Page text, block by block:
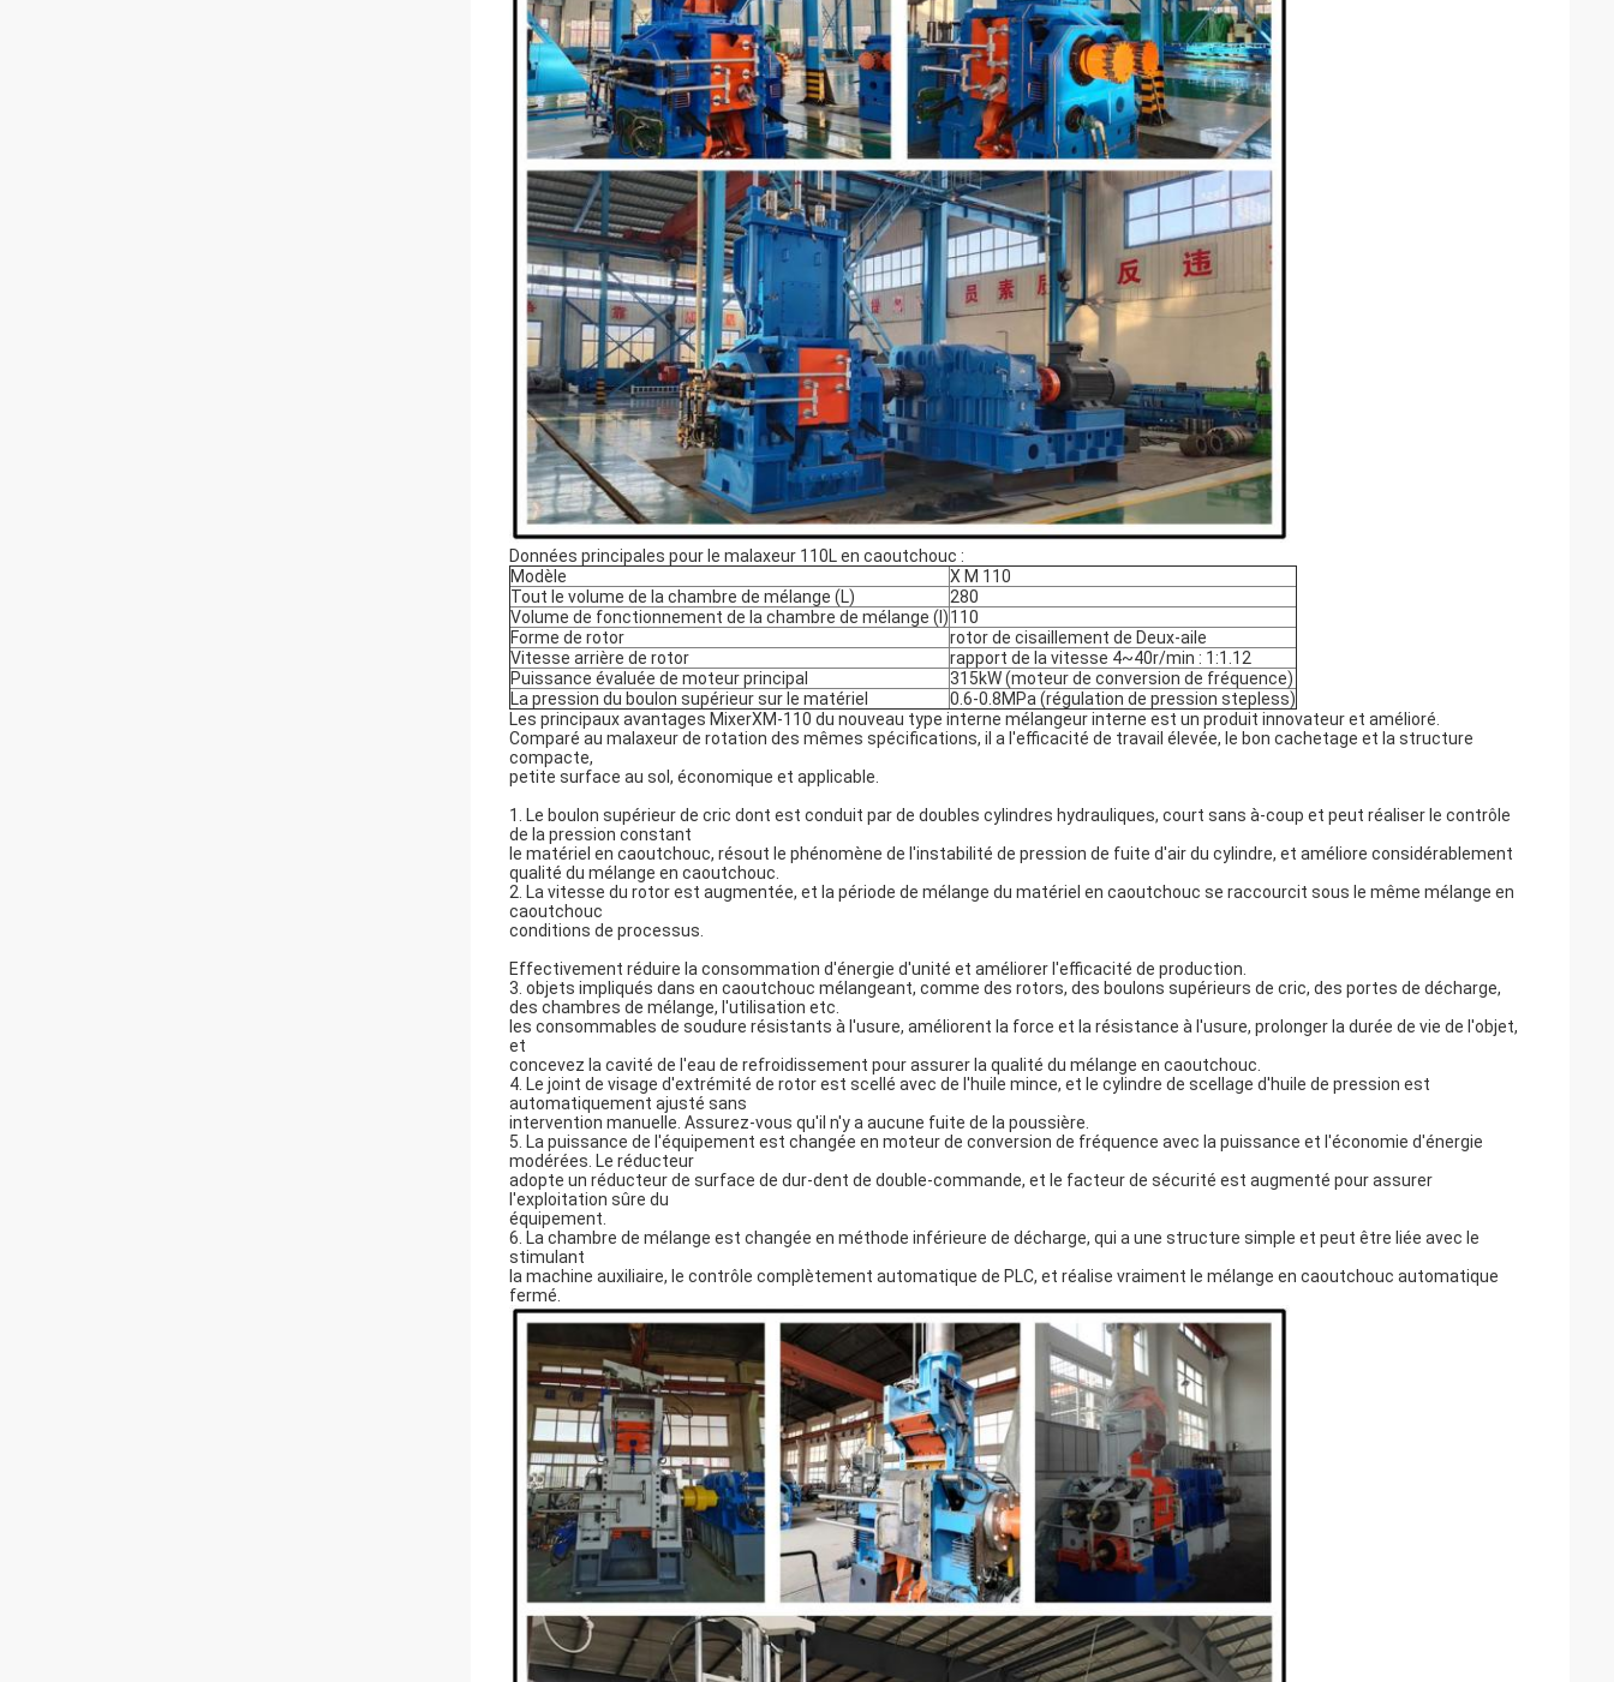
Données principales pour le malaxeur 110L en caoutchouc :
Modèle
X M 110
Tout le volume de la chambre de mélange (L)
280
Volume de fonctionnement de la chambre de mélange (l)110
Forme de rotor
rotor de cisaillement de Deux-aile
Vitesse arrière de rotor
rapport de la vitesse 4~40r/min : 1:1.12
Puissance évaluée de moteur principal
315kW (moteur de conversion de fréquence)
La pression du boulon supérieur sur le matériel
0.6-0.8MPa (régulation de pression stepless)
Les principaux avantages MixerXM-110 du nouveau type interne mélangeur interne est un produit innovateur et amélioré.
Comparé au malaxeur de rotation des mêmes spécifications, il a l'efficacité de travail élevée, le bon cachetage et la structure
compacte,
petite surface au sol, économique et applicable.
1. Le boulon supérieur de cric dont est conduit par de doubles cylindres hydrauliques, court sans à-coup et peut réaliser le contrôle
de la pression constant
le matériel en caoutchouc, résout le phénomène de l'instabilité de pression de fuite d'air du cylindre, et améliore considérablement
qualité du mélange en caoutchouc.
2. La vitesse du rotor est augmentée, et la période de mélange du matériel en caoutchouc se raccourcit sous le même mélange en
caoutchouc
conditions de processus.
Effectivement réduire la consommation d'énergie d'unité et améliorer l'efficacité de production.
3. objets impliqués dans en caoutchouc mélangeant, comme des rotors, des boulons supérieurs de cric, des portes de décharge,
des chambres de mélange, l'utilisation etc.
les consommables de soudure résistants à l'usure, améliorent la force et la résistance à l'usure, prolonger la durée de vie de l'objet,
et
concevez la cavité de l'eau de refroidissement pour assurer la qualité du mélange en caoutchouc.
4. Le joint de visage d'extrémité de rotor est scellé avec de l'huile mince, et le cylindre de scellage d'huile de pression est
automatiquement ajusté sans
intervention manuelle. Assurez-vous qu'il n'y a aucune fuite de la poussière.
5. La puissance de l'équipement est changée en moteur de conversion de fréquence avec la puissance et l'économie d'énergie
modérées. Le réducteur
adopte un réducteur de surface de dur-dent de double-commande, et le facteur de sécurité est augmenté pour assurer
l'exploitation sûre du
équipement.
6. La chambre de mélange est changée en méthode inférieure de décharge, qui a une structure simple et peut être liée avec le
stimulant
la machine auxiliaire, le contrôle complètement automatique de PLC, et réalise vraiment le mélange en caoutchouc automatique
fermé.